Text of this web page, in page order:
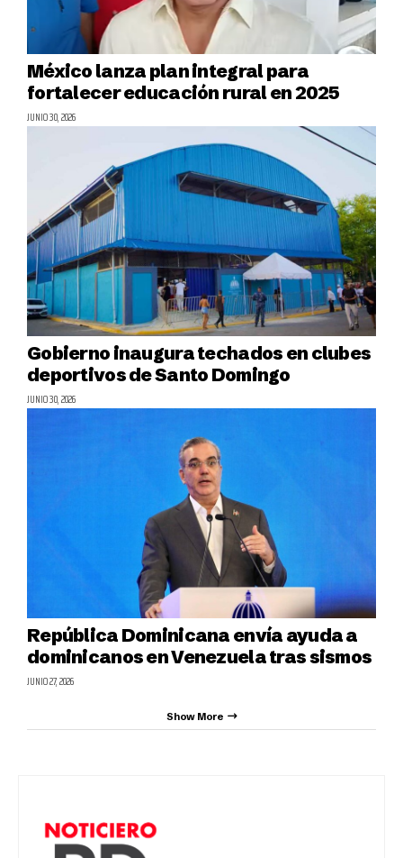
México lanza plan integral para
fortalecer educación rural en 2025
JUNIO 30, 2026
Gobierno inaugura techados en clubes
deportivos de Santo Domingo
JUNIO 30, 2026
República Dominicana envía ayuda a
dominicanos en Venezuela tras sismos
JUNIO 27, 2026
Show More